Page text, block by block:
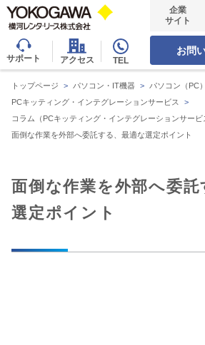
サポート アクセス TEL
企業
サイト
お問
トップページ > パソコン・IT機器 > パソコン（PC
PCキッティング・インテグレーションサービス
>
コラム（PCキッティング・インテグレーションサービ
面倒な作業を外部へ委託する、最適な選定ポイント
面倒な作業を外部へ委託
選定ポイント